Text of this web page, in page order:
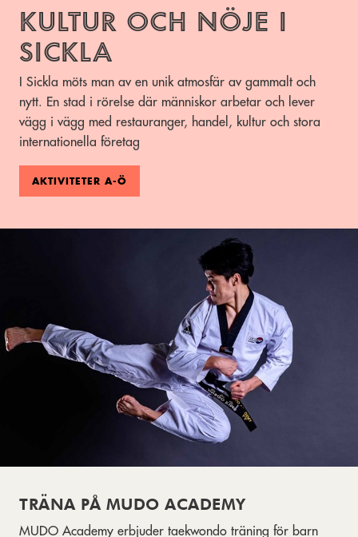
Kultur och nöje i
Sickla
I Sickla möts man av en unik atmosfär av gammalt och
nytt. En stad i rörelse där människor arbetar och lever
vägg i vägg med restauranger, handel, kultur och stora
internationella företag
AKTIVITETER A-Ö
TRÄNA PÅ MUDO ACADEMY
MUDO Academy erbjuder taekwondo träning för barn